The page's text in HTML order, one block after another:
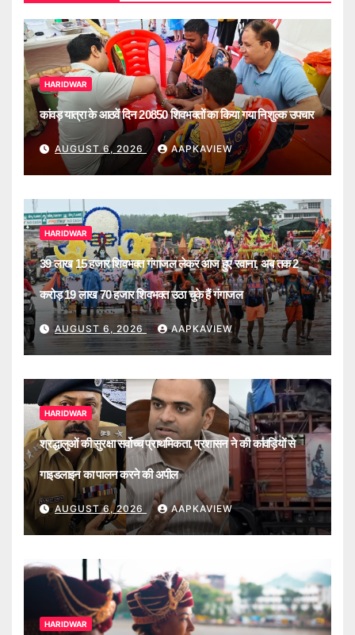
HARIDWAR
कांवड़ यात्रा के आठवें दिन 20850 शिवभक्तों का किया गया निशुल्क उपचार
AUGUST 6, 2026 AAPKAVIEW
HARIDWAR
39 लाख 15 हजार शिवभक्त गंगाजल लेकर आज हुए रवाना, अब तक 2
करोड़ 19 लाख 70 हजार शिवभक्त उठा चुके हैं गंगाजल
AUGUST 6, 2026 AAPKAVIEW
HARIDWAR
श्रद्धालुओं की सुरक्षा सर्वोच्च प्राथमिकता, प्रशासन ने की कांवड़ियों से
गाइडलाइन का पालन करने की अपील
AUGUST 6, 2026 AAPKAVIEW
HARIDWAR